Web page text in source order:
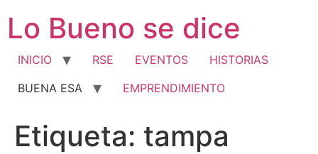
contenido
Lo Bueno se dice
INICIO RSE EVENTOS
HISTORIAS
BUENA ESA
EMPRENDIMIENTO
Etiqueta: tampa